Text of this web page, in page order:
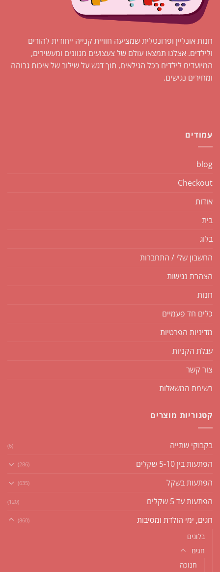
חנות אונליין ופרונטלית שמציעה חוויית קנייה ייחודית להורים
ולילדים. אצלנו תמצאו עולם של צעצועים מגוונים ומעשירים,
המיועדים לילדים בכל הגילאים, תוך דגש על שילוב של איכות גבוהה
ומחירים נגישים.
עמודים
blog
Checkout
אודות
בית
בלוג
החשבון שלי / התחברות
הצהרת נגישות
חנות
כלים חד פעמיים
מדיניות הפרטיות
עגלת הקניות
צור קשר
רשימת המשאלות
קטגוריות מוצרים
בקבוקי שתייה (6)
הפתעות בין 5-10 שקלים (286)
הפתעות בשקל (635)
הפתעות עד 5 שקלים (120)
חגים, ימי הולדת ומסיבות (860)
בלונים
חגים
חנוכה